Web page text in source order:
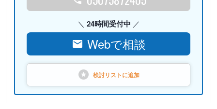
24時間受付中
Webで相談
検討リストに追加